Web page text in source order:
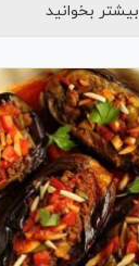
بیشتر بخوانید